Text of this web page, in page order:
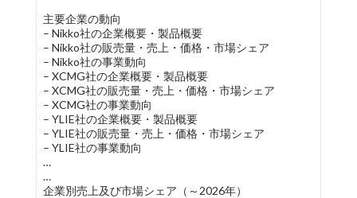
主要企業の動向
– Nikko社の企業概要・製品概要
– Nikko社の販売量・売上・価格・市場シェア
– Nikko社の事業動向
– XCMG社の企業概要・製品概要
– XCMG社の販売量・売上・価格・市場シェア
– XCMG社の事業動向
– YLIE社の企業概要・製品概要
– YLIE社の販売量・売上・価格・市場シェア
– YLIE社の事業動向
…
…
企業別売上及び市場シェア（～2026年）